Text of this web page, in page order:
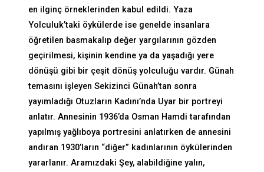
en ilginç örneklerinden kabul edildi. Yaza
Yolculuk’taki öykülerde ise genelde insanlara
öğretilen basmakalıp değer yargılarının gözden
geçirilmesi, kişinin kendine ya da yaşadığı yere
dönüşü gibi bir çeşit dönüş yolculuğu vardır. Günah
temasını işleyen Sekizinci Günah’tan sonra
yayımladığı Otuzların Kadını’nda Uyar bir portreyi
anlatır. Annesinin 1936’da Osman Hamdi tarafından
yapılmış yağlıboya portresini anlatırken de annesini
andıran 1930’ların “diğer” kadınlarının öykülerinden
yararlanır. Aramızdaki Şey, alabildiğine yalın,